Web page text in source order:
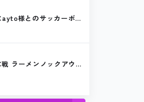
様とのサッカーボー
ラーメンノックアウ